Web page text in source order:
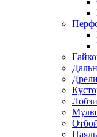
Дрели